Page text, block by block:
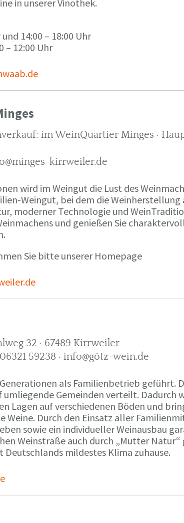
in unserer Vinothek.
14:00 – 18:00 Uhr
– 12:00 Uhr
im WeinQuartier Minges ·
kirrweiler.de
wird im Weingut die Lust des
Weingut, bei dem die Weinherstellung
moderner Technologie und
und genießen Sie
Sie bitte unserer Homepage
32 · 67489 Kirrweiler
59238 · info@götz-wein.de
als Familienbetrieb geführt.
Gemeinden verteilt. Dadurch
Lagen auf verschiedenen Böden und
Weine. Durch den Einsatz aller
sowie ein individueller Weinausbau
Weinstraße auch durch „Mutter
mildestes Klima zuhause.